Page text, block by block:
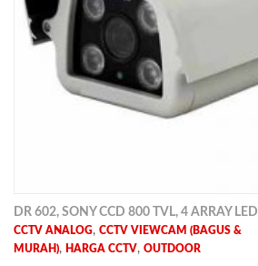
DR 602, SONY CCD 800 TVL, 4 ARRAY LED
CCTV ANALOG, CCTV VIEWCAM (BAGUS &
MURAH), HARGA CCTV, OUTDOOR